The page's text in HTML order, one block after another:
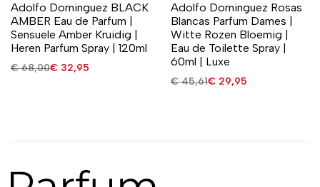
Adolfo Dominguez BLACK
AMBER Eau de Parfum |
Sensuele Amber Kruidig |
Heren Parfum Spray | 120ml
€68,00€ 32,95
Adolfo Dominguez Rosas
Blancas Parfum Dames |
Witte Rozen Bloemig |
Eau de Toilette Spray |
60ml | Luxe
€45,61€ 29,95